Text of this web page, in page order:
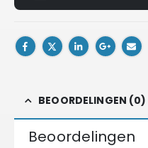
BEOORDELINGEN (0)
Beoordelingen